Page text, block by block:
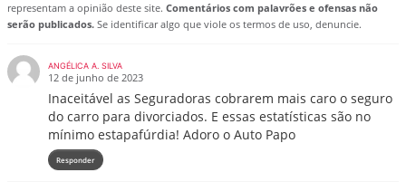
representam a opinião deste site. Comentários com palavrões e ofensas não
serão publicados. Se identificar algo que viole os termos de uso, denuncie.
ANGÉLICA A. SILVA
12 de junho de 2023
Inaceitável as Seguradoras cobrarem mais caro o seguro
do carro para divorciados. E essas estatísticas são no
mínimo estapafúrdia! Adoro o Auto Papo
Responder